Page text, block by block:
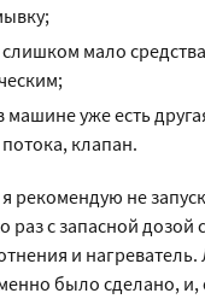
мало
машине уже есть
клапан.
рекомендую не
раз с запасной дозой
и
было сделано, и,